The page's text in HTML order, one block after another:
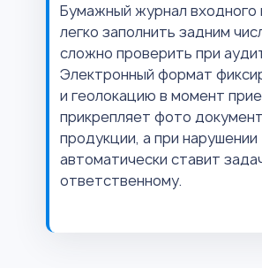
Бумажный журнал входного
легко заполнить задним
сложно проверить при
Электронный формат
и геолокацию в момент
прикрепляет фото
продукции, а при нарушении
автоматически ставит
ответственному.